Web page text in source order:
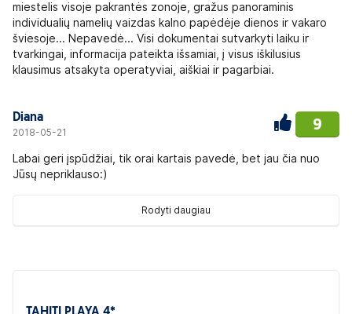
miestelis visoje pakrantės zonoje, gražus panoraminis
individualių namelių vaizdas kalno papėdėje dienos ir vakaro
šviesoje... Nepavedė... Visi dokumentai sutvarkyti laiku ir
tvarkingai, informacija pateikta išsamiai, į visus iškilusius
klausimus atsakyta operatyviai, aiškiai ir pagarbiai.
Diana
2018-05-21 9
Labai geri įspūdžiai, tik orai kartais pavedė, bet jau čia nuo
Jūsų nepriklauso:)
Rodyti daugiau